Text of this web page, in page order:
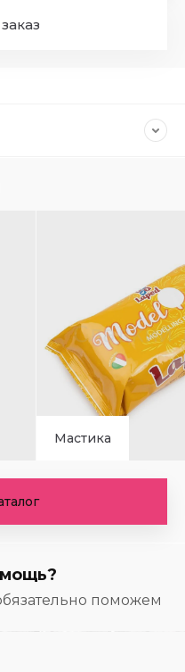
Мастика
поможем